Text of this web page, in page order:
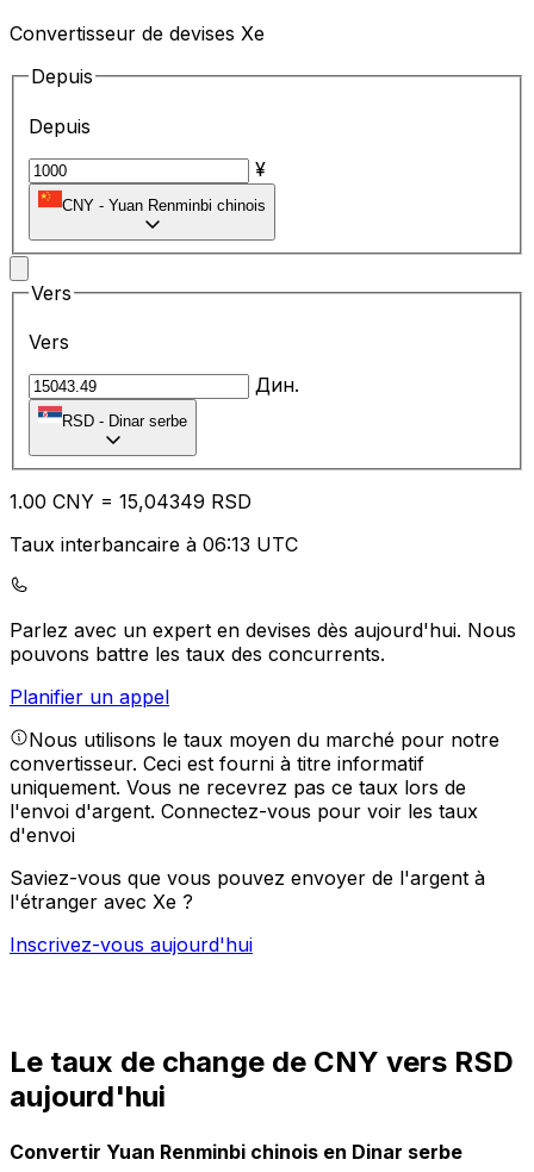
Convertisseur de devises Xe
Depuis
Depuis
¥
CNY - Yuan Renminbi chinois
Vers
Vers
Дин.
RSD - Dinar serbe
1.00 CNY = 15,04349 RSD
Taux interbancaire à 06:13 UTC
Parlez avec un expert en devises dès aujourd'hui. Nous
pouvons battre les taux des concurrents.
Planifier un appel
Nous utilisons le taux moyen du marché pour notre
convertisseur. Ceci est fourni à titre informatif
uniquement. Vous ne recevrez pas ce taux lors de
l'envoi d'argent. Connectez-vous pour voir les taux
d'envoi
Saviez-vous que vous pouvez envoyer de l'argent à
l'étranger avec Xe ?
Inscrivez-vous aujourd'hui
Le taux de change de CNY vers RSD
aujourd'hui
Convertir Yuan Renminbi chinois en Dinar serbe